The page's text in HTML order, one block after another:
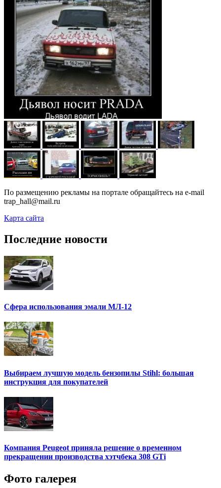
По размещению рекламы на портале обращайтесь на e-mail
trap_hall@mail.ru
Карта сайта
Последние новости
Сфера использования эмали МЛ-12
Выбираем лучшую модель бензопилы Stihl: большая
инструкция для покупателей
Компания Peugeot приняла решение о временном
прекращении производства хэтчбека 308 GTi
Фото галерея